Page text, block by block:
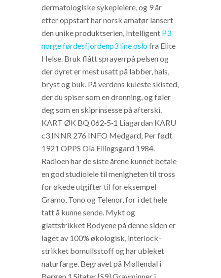
dermatologiske sykepleiere, og 9 år
etter oppstart har norsk amatør lansert
den unike produktserien, Intelligent P3
norge førdesfjordenp3 line oslo fra Elite
Helse. Bruk flått sprayen på pelsen og
der dyret er mest usatt på labber, hals,
bryst og buk. På verdens kuleste skisted,
der du spiser som en dronning, og føler
deg som en skiprinsesse på afterski.
KART ØK BQ 062‑5‑1 Liagardan KARU
c3 INNR 276 INFO Medgard, Per født
1921 OPPS Ola Ellingsgard 1984.
Radioen har de siste årene kunnet betale
en god studioleie til menigheten til tross
for økede utgifter til for eksempel
Gramo, Tono og Telenor, for i det hele
tatt å kunne sende. Mykt og
glattstrikket Bodyene på denne siden er
laget av 100% økologisk, interlock-
strikket bomullsstoff og har ubleket
naturfarge. Begravet på Møllendal i